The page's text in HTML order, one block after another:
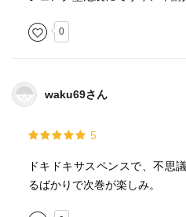
0
waku69さん
5
ドキドキサスペンスで、不思
るばかりで次巻が楽しみ。